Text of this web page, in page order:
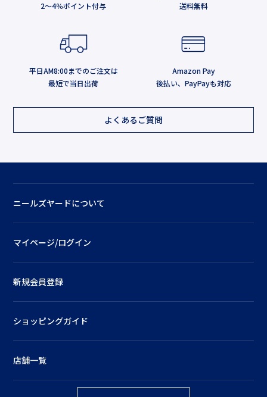
2～4％ポイント付与
送料無料
平日AM8:00までのご注文は
最短で当日出荷
Amazon Pay
後払い、PayPayも対応
よくあるご質問
ニールズヤードについて
マイページ/ログイン
新規会員登録
ショッピングガイド
店舗一覧